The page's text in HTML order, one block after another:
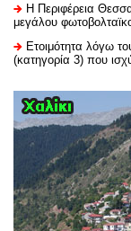
H Περιφέρεια
μεγάλου
Ετοιμότητα λόγω
(κατηγορία 3) που